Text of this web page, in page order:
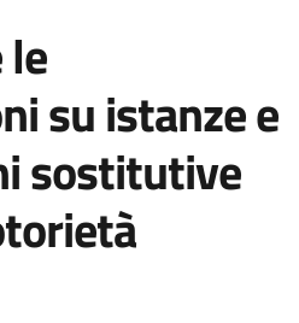
su istanze e
sostitutive